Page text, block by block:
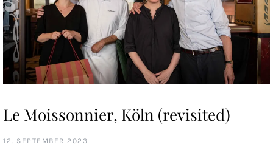
Le Moissonnier, Köln (revisited)
12. SEPTEMBER 2023